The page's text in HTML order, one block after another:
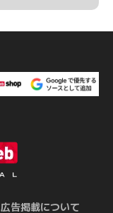
広告掲載について